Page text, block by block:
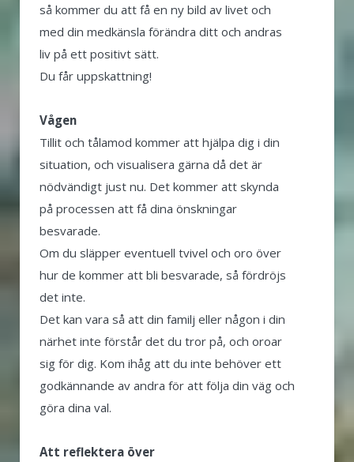
så kommer du att få en ny bild av livet och
med din medkänsla förändra ditt och andras
liv på ett positivt sätt.
Du får uppskattning!
Vågen
Tillit och tålamod kommer att hjälpa dig i din
situation, och visualisera gärna då det är
nödvändigt just nu. Det kommer att skynda
på processen att få dina önskningar
besvarade.
Om du släpper eventuell tvivel och oro över
hur de kommer att bli besvarade, så fördröjs
det inte.
Det kan vara så att din familj eller någon i din
närhet inte förstår det du tror på, och oroar
sig för dig. Kom ihåg att du inte behöver ett
godkännande av andra för att följa din väg och
göra dina val.
Att reflektera över